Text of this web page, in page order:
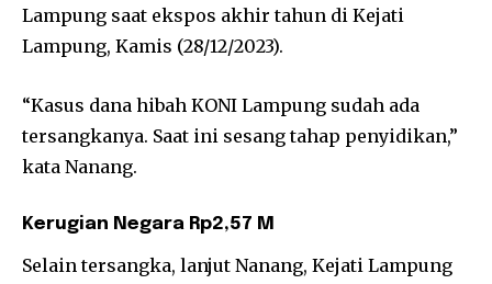
Lampung saat ekspos akhir tahun di Kejati
Lampung, Kamis (28/12/2023).
“Kasus dana hibah KONI Lampung sudah ada
tersangkanya. Saat ini sesang tahap penyidikan,”
kata Nanang.
Kerugian Negara Rp2,57 M
Selain tersangka, lanjut Nanang, Kejati Lampung